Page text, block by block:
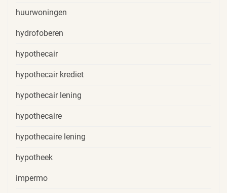
huurwoningen
hydrofoberen
hypothecair
hypothecair krediet
hypothecair lening
hypothecaire
hypothecaire lening
hypotheek
impermo